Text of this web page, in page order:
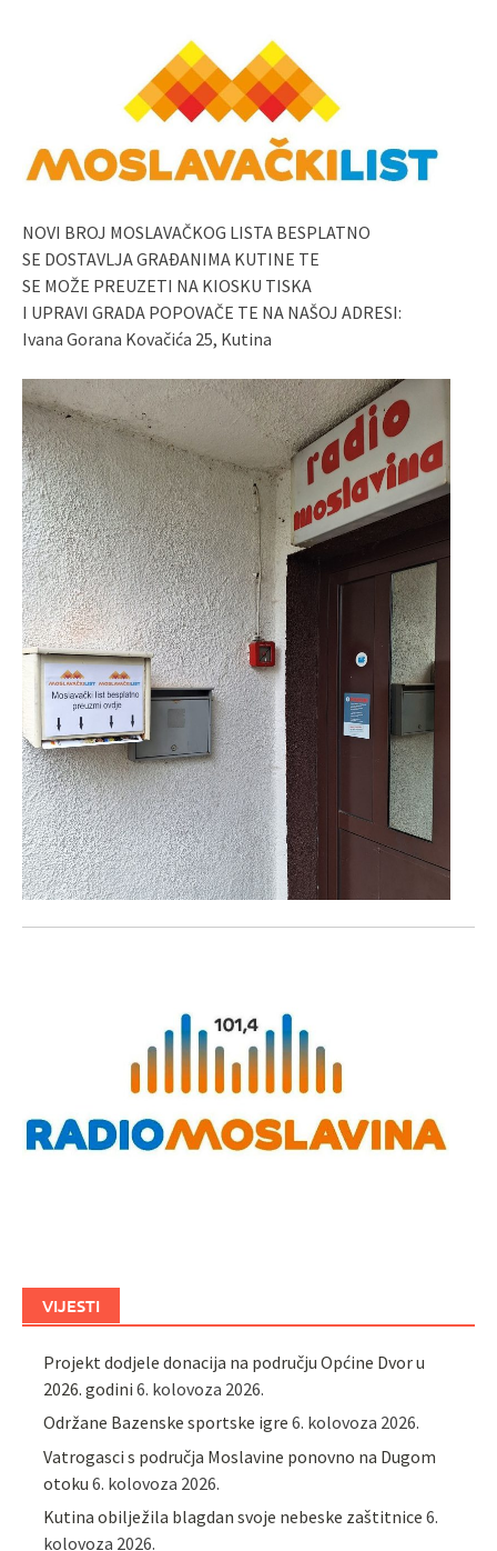
NOVI BROJ MOSLAVAČKOG LISTA BESPLATNO
SE DOSTAVLJA GRAĐANIMA KUTINE TE
SE MOŽE PREUZETI NA KIOSKU TISKA
I UPRAVI GRADA POPOVAČE TE NA NAŠOJ ADRESI:
Ivana Gorana Kovačića 25, Kutina
VIJESTI
Projekt dodjele donacija na području Općine Dvor u
2026. godini 6. kolovoza 2026.
Održane Bazenske sportske igre 6. kolovoza 2026.
Vatrogasci s područja Moslavine ponovno na Dugom
otoku 6. kolovoza 2026.
Kutina obilježila blagdan svoje nebeske zaštitnice 6.
kolovoza 2026.